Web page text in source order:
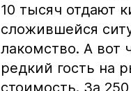
10 тысяч отдают
сложившейся
лакомство. А вот
редкий гость на